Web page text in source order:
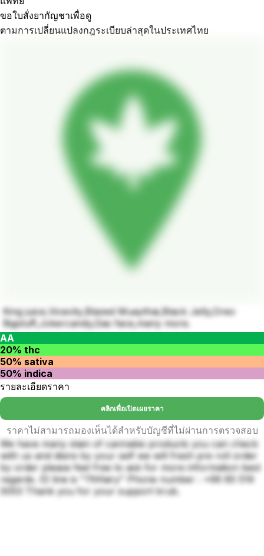
ขอใบสั่งยากัญชาเพื่อดู
ตามการเปลี่ยนแปลงกฎระเบียบล่าสุดในประเทศไทย
King juice,Vicecity,Blazed Muaythai,Black Jelly,Oreo
Bigstuff,Jokercandy,Gas face,many more.
AA
20% thc
50% sativa
50% indica
รายละเอียดราคา
คลิกเพื่อเปิดเผยราคา
ราคาไม่สามารถมองเห็นได้สำหรับบัญชีที่ไม่ผ่านการตรวจสอบ
We have many stain of cannabis products you can check
with us and disire by your self we will fresh pre roll order
by order please feel free to ask for more information best
regards. ID line is "7thfairy" Phone number : +66 85 519
0053 Thank you for your support krub.